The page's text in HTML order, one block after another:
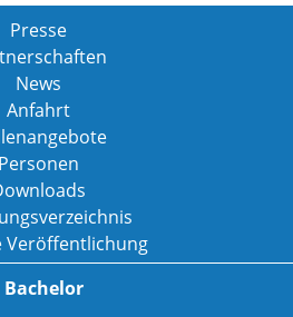
Presse
News
Anfahrt
Personen
Veröffentlichung
Bachelor